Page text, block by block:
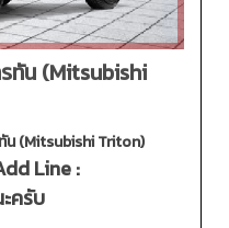
ทัน (Mitsubishi
น (Mitsubishi Triton)
Line :
ครับ